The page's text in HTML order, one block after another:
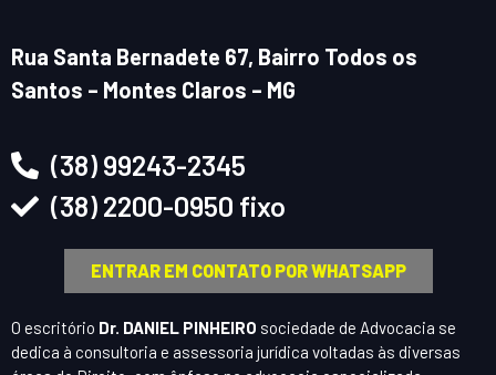
Rua Santa Bernadete 67, Bairro Todos os
Santos – Montes Claros – MG
(38) 99243-2345
(38) 2200-0950 fixo
ENTRAR EM CONTATO POR WHATSAPP
O escritório Dr. DANIEL PINHEIRO sociedade de Advocacia se
dedica à consultoria e assessoria jurídica voltadas às diversas